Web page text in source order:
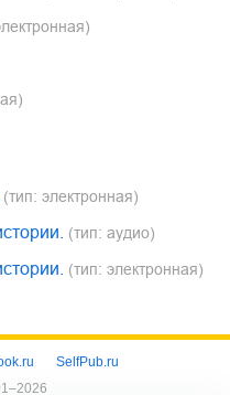
(тип: электронная)
(тип: аудио)
(тип: электронная)
SelfPub.ru
2026